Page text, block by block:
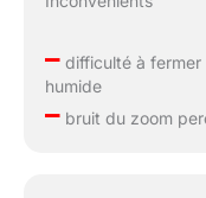
–difficulté à fermer
humide
–bruit du zoom